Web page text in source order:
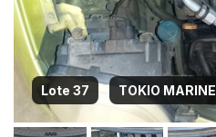
Lote 37 TOKIO MARINE